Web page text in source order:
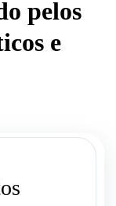
pelos
e